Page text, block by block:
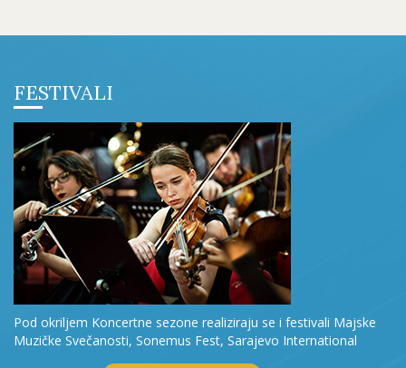
FESTIVALI
Pod okriljem Koncertne sezone realiziraju se i festivali Majske
Muzičke Svečanosti, Sonemus Fest, Sarajevo International